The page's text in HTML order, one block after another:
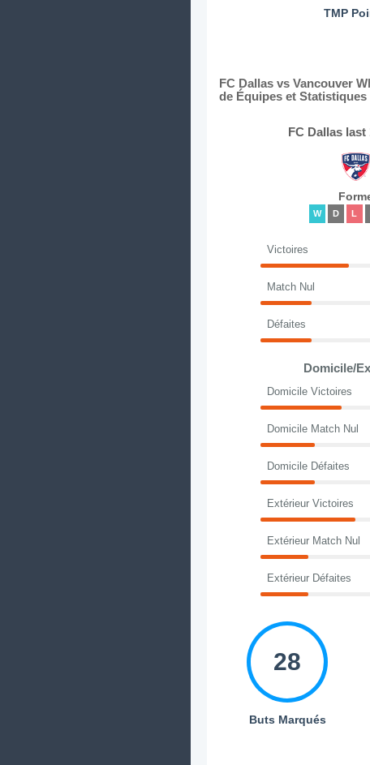
TMP
FC Dallas vs Vancouver
de Équipes et Statistiques
FC Dallas last
W D L
Victoires
Match Nul
Défaites
Domicile/
Domicile Victoires
Domicile Match Nul
Domicile Défaites
Extérieur Victoires
Extérieur Match Nul
Extérieur Défaites
28
Buts Marqués